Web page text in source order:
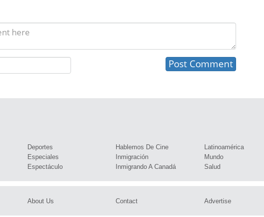
Deportes
Especiales
Espectáculo
Hablemos De Cine
Inmigración
Inmigrando A Canadá
Latinoamérica
Mundo
Salud
About Us Contact Advertise